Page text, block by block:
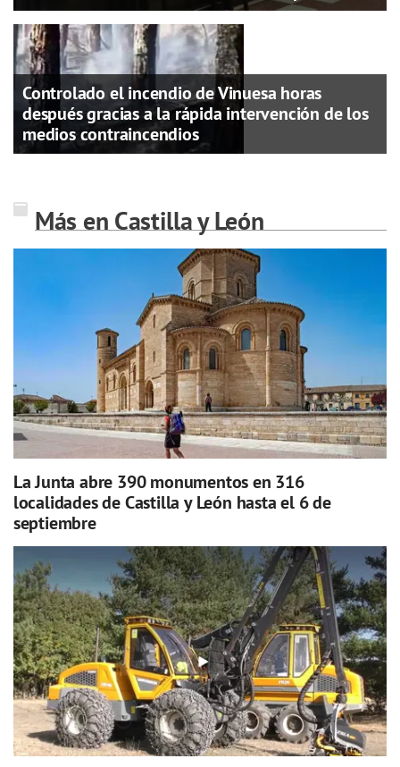
Controlado el incendio de Vinuesa horas
después gracias a la rápida intervención de los
medios contraincendios
Más en Castilla y León
La Junta abre 390 monumentos en 316
localidades de Castilla y León hasta el 6 de
septiembre